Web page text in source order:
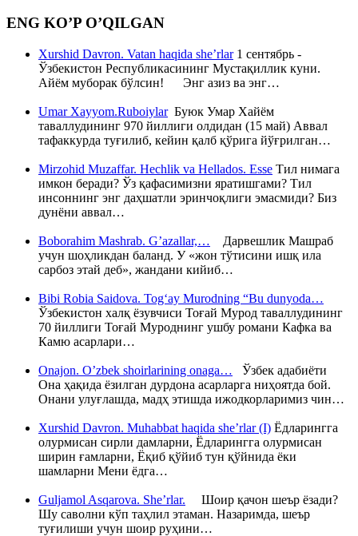
ENG KO’P O’QILGAN
Xurshid Davron. Vatan haqida she’rlar1 сентябрь -
Ўзбекистон Республикасининг Мустақиллик куни.
Айём муборак бўлсин! Энг азиз ва энг…
Umar Xayyom.RuboiylarБуюк Умар Хайём
таваллудининг 970 йиллиги олдидан (15 май) Аввал
тафаккурда туғилиб, кейин қалб қўрига йўғрилган…
Mirzohid Muzaffar. Hechlik va Hellados. Esse Тил нимага
имкон беради? Ўз қафасимизни яратишгами? Тил
инсоннинг энг даҳшатли эринчоқлиги эмасмиди? Биз
дунёни аввал…
Boborahim Mashrab. G’azallar,… Дарвешлик Машраб
учун шоҳликдан баланд. У «жон тўтисини ишқ ила
сарбоз этай деб», жандани кийиб…
Bibi Robia Saidova. Tog‘ay Murodning “Bu dunyoda…
Ўзбекистон халқ ёзувчиси Тоғай Мурод таваллудининг
70 йиллиги Тоғай Муроднинг ушбу романи Кафка ва
Камю асарлари…
Onajon. O’zbek shoirlarining onaga… Ўзбек адабиёти
Она ҳақида ёзилган дурдона асарларга ниҳоятда бой.
Онани улуғлашда, мадҳ этишда ижодкорларимиз чин…
Xurshid Davron. Muhabbat haqida she’rlar (I) Ёдларингга
олурмисан сирли дамларни, Ёдларингга олурмисан
ширин ғамларни, Ёқиб қўйиб тун қўйнида ёки
шамларни Мени ёдга…
Guljamol Asqarova. She’rlar. Шоир қачон шеър ёзади?
Шу саволни кўп таҳлил этаман. Назаримда, шеър
туғилиши учун шоир руҳини…